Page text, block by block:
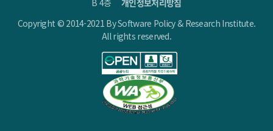
B 4층개인정보처리방침
Copyright © 2014-2021 By Software Policy & Research Institute.
All rights reserved.